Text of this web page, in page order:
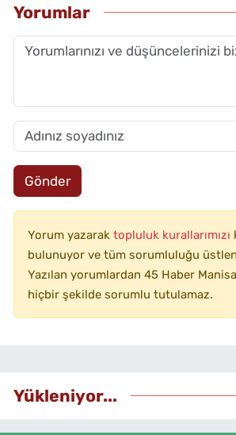
Yorumlar
Gönder
Yorum yazarak topluluk kurallarımızı
bulunuyor ve tüm sorumluluğu
Yazılan yorumlardan 45 Haber
hiçbir şekilde sorumlu tutulamaz.
Yükleniyor...